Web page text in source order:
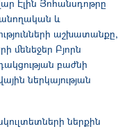
Էլին Յոհանսդոթրը
և
աշխատանքը,
մենեջեր Բյորն
բաժնի
ներկայության
ներքին